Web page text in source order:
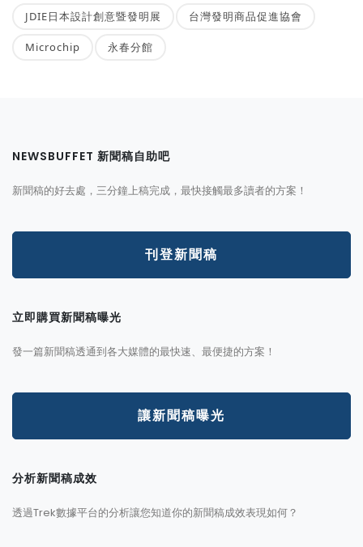
JDIE日本設計創意暨發明展 台灣發明商品促進協會
Microchip 永春分館
NEWSBUFFET 新聞稿自助吧
新聞稿的好去處，三分鐘上稿完成，最快接觸最多讀者的方案！
刊登新聞稿
立即購買新聞稿曝光
發一篇新聞稿透通到各大媒體的最快速、最便捷的方案！
讓新聞稿曝光
分析新聞稿成效
透過Trek數據平台的分析讓您知道你的新聞稿成效表現如何？